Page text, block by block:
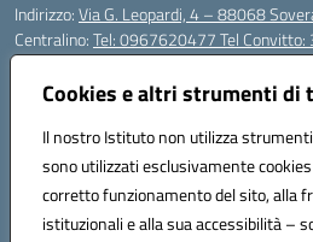
Cookies e altri strumenti di
Il nostro Istituto non utilizza
sono utilizzati esclusivamente
corretto funzionamento del sito, alla
istituzionali e alla sua accessibilità –
Indirizzo:Via G. Leopardi, 4 – 88068
Centralino:Tel: 0967620477 Tel
Email:
Posta elettronica certificata (PEC):
Codice fiscale: 84000690796
Codice meccanografico:CZRH04000Q
Codice Indice delle Pubbliche
Codice unico di fatturazione (CUF):